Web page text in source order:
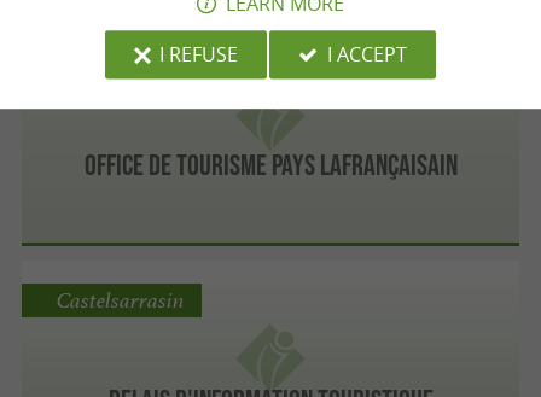
Office de Tourisme Pays Lafrançaisain
Lafrançaise
Castelsarrasin
I REFUSE
I ACCEPT